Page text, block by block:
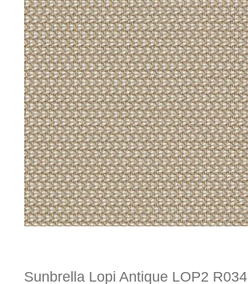
Sunbrella Lopi Antique LOP2 R034